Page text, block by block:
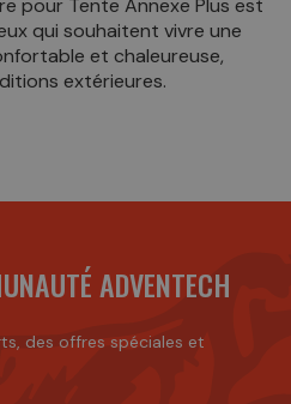
pour Tente Annexe Plus est
qui souhaitent vivre une
et chaleureuse,
extérieures.
ADVENTECH
des offres spéciales et